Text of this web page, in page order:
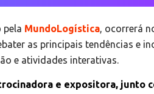
pela MundoLogística, ocorrerá
as principais tendências e
e atividades interativas.
e expositora, junto